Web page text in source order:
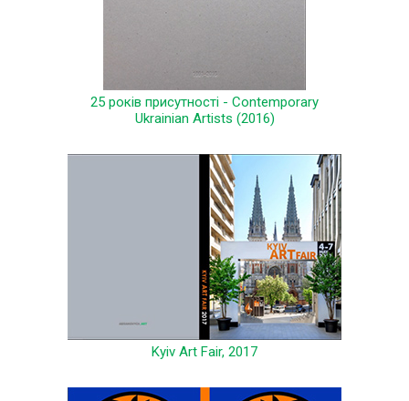
25 років присутності - Contemporary
Ukrainian Artists (2016)
Kyiv Art Fair, 2017